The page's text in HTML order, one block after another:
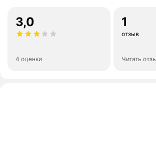
3,0
4 оценки
1
отзыв
Читать